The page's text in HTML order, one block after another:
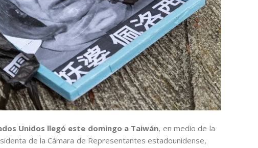
Unidos llegó este domingo a Taiwán, en medio de la
de la Cámara de Representantes estadounidense,